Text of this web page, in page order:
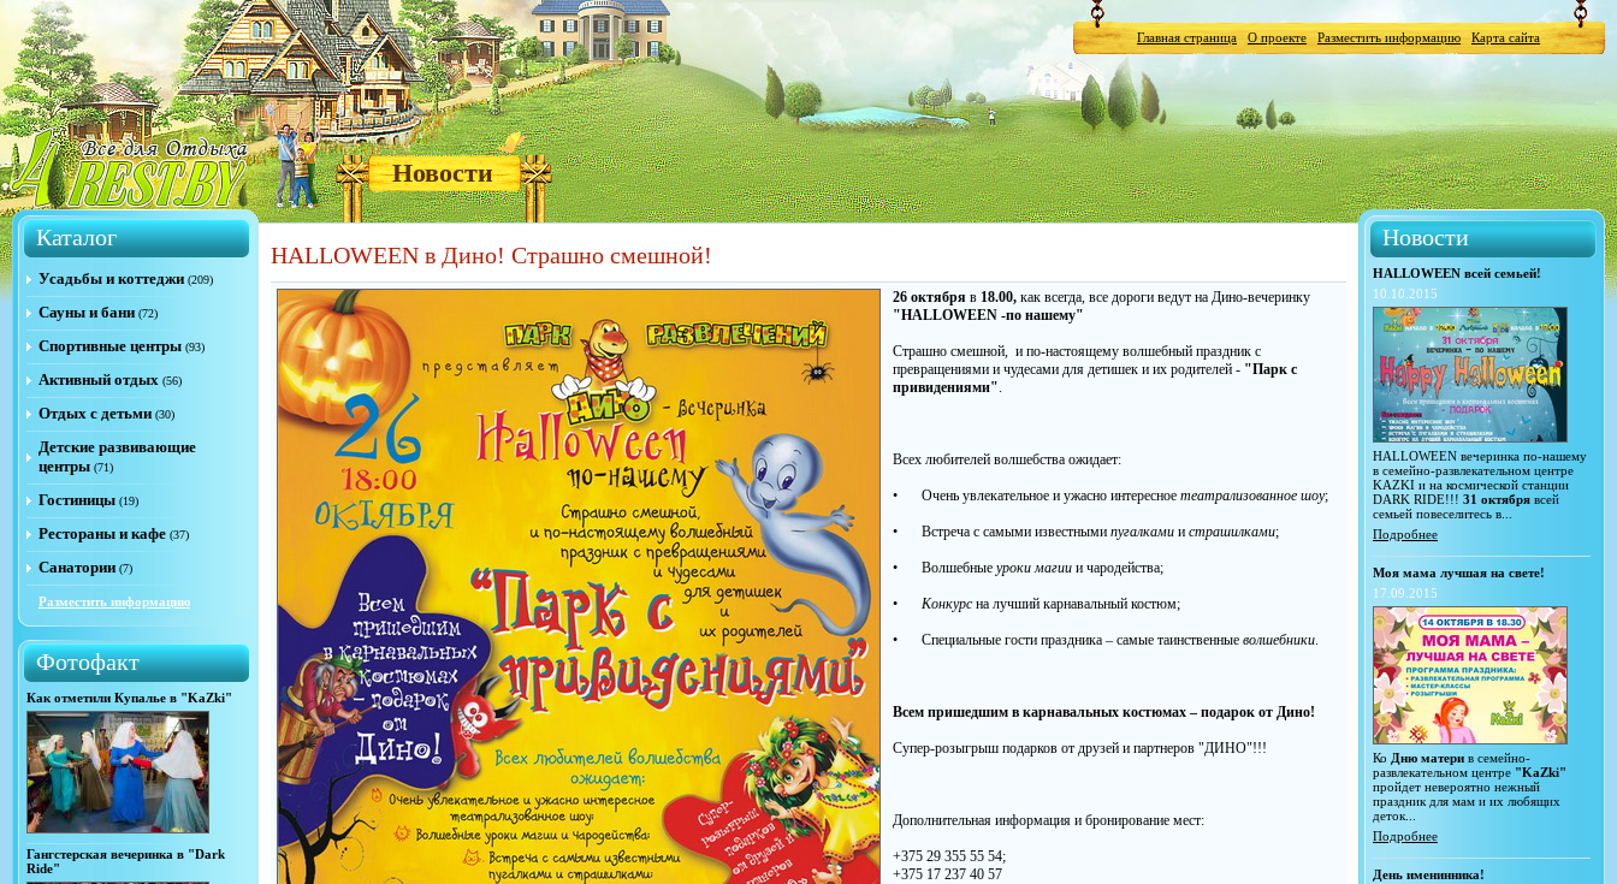
Главная страница О проекте Разместить информацию Карта сайта
Новости
Каталог
Усадьбы и коттеджи (209)
Сауны и бани (72)
Спортивные центры (93)
Активный отдых (56)
Отдых с детьми (30)
Детские развивающие
центры (71)
Гостиницы (19)
Рестораны и кафе (37)
Санатории (7)
Разместить информацию
Фотофакт
Как отметили Купалье в "KaZki"
Гангстерская вечеринка в "Dark
Ride"
HALLOWEEN в Дино! Страшно смешной!
26 октября в 18.00, как всегда, все дороги ведут на Дино-вечеринку
"HALLOWEEN -по нашему"
Страшно смешной, и по-настоящему волшебный праздник с
превращениями и чудесами для детишек и их родителей - "Парк с
привидениями".
Всех любителей волшебства ожидает:
• Очень увлекательное и ужасно интересное театрализованное шоу;
• Встреча с самыми известными пугалками и страшилками;
• Волшебные уроки магии и чародейства;
• Конкурсна лучший карнавальный костюм;
• Специальные гости праздника – самые таинственные волшебники.
Всем пришедшим в карнавальных костюмах – подарок от Дино!
Супер-розыгрыш подарков от друзей и партнеров "ДИНО"!!!
Дополнительная информация и бронирование мест:
+375 29 355 55 54;
+375 17 237 40 57
Новости
HALLOWEEN всей семьей!
10.10.2015
HALLOWEEN вечеринка по-нашему
в семейно-развлекательном центре
KAZKI и на космической станции
DARK RIDE!!! 31 октября всей
семьей повеселитесь в...
Подробнее
Моя мама лучшая на свете!
17.09.2015
Ко Дню матери в семейно-
развлекательном центре "KaZki"
пройдет невероятно нежный
праздник для мам и их любящих
деток...
Подробнее
День именинника!